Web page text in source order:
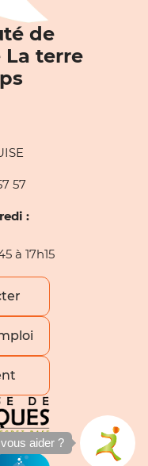
de
terre
57
:
à 17h15
aider ?